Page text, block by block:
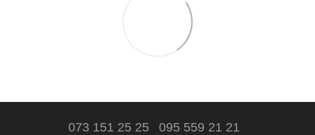
073 151 25 25 095 559 21 21